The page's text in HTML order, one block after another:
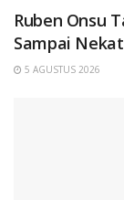
Ruben Onsu
Sampai
5 AGUSTUS 2026